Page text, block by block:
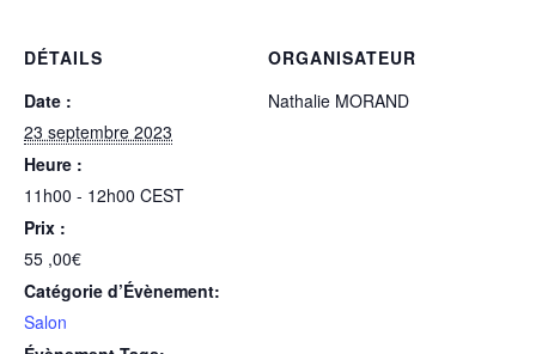
DÉTAILS
Date :
23 septembre 2023
Heure :
11h00 - 12h00 CEST
Prix :
55 ,00€
Catégorie d’Évènement:
Salon
ORGANISATEUR
Nathalie MORAND